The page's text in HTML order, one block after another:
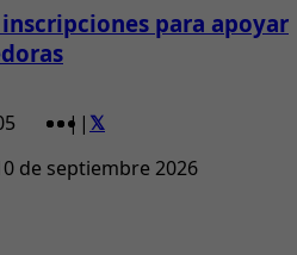
para apoyar
| |
de septiembre 2026